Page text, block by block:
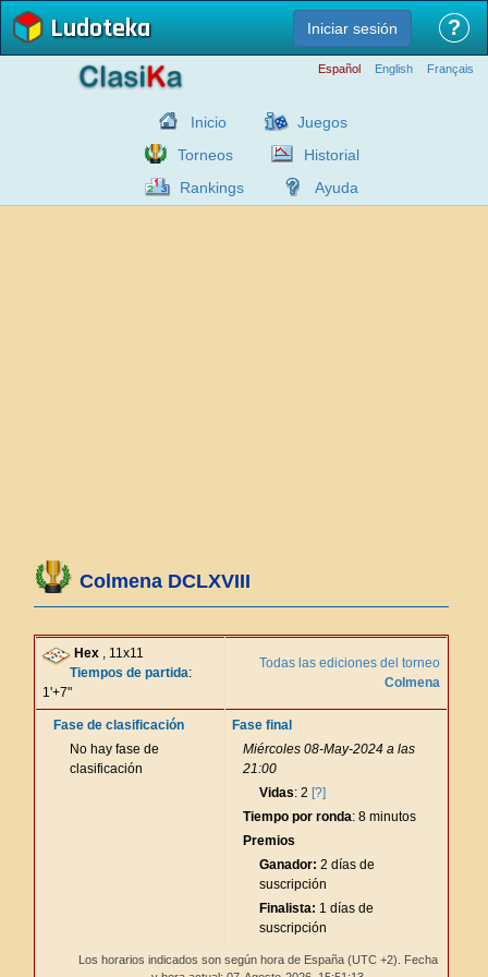
Ludoteka Iniciar sesión ?
Español English Français
Inicio
Juegos
Torneos
Historial
Rankings
Ayuda
Colmena DCLXVIII
Hex , 11x11
Tiempos de partida:
1'+7"
Todas las ediciones del torneo
Colmena
Fase de clasificación
No hay fase de
clasificación
Fase final
Miércoles 08-May-2024 a las
21:00
Vidas: 2 [?]
Tiempo por ronda: 8 minutos
Premios
Ganador: 2 días de
suscripción
Finalista: 1 días de
suscripción
Los horarios indicados son según hora de España (UTC +2). Fecha